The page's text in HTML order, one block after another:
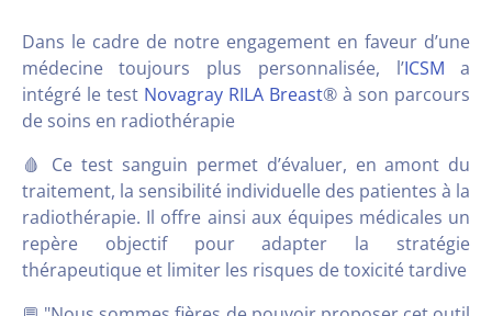
Dans le cadre de notre engagement en faveur d’une
médecine toujours plus personnalisée, l’ICSM a
intégré le test Novagray RILA Breast® à son parcours
de soins en radiothérapie
🩸 Ce test sanguin permet d’évaluer, en amont du
traitement, la sensibilité individuelle des patientes à la
radiothérapie. Il offre ainsi aux équipes médicales un
repère objectif pour adapter la stratégie
thérapeutique et limiter les risques de toxicité tardive